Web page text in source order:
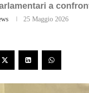
a
25 Maggio 2026